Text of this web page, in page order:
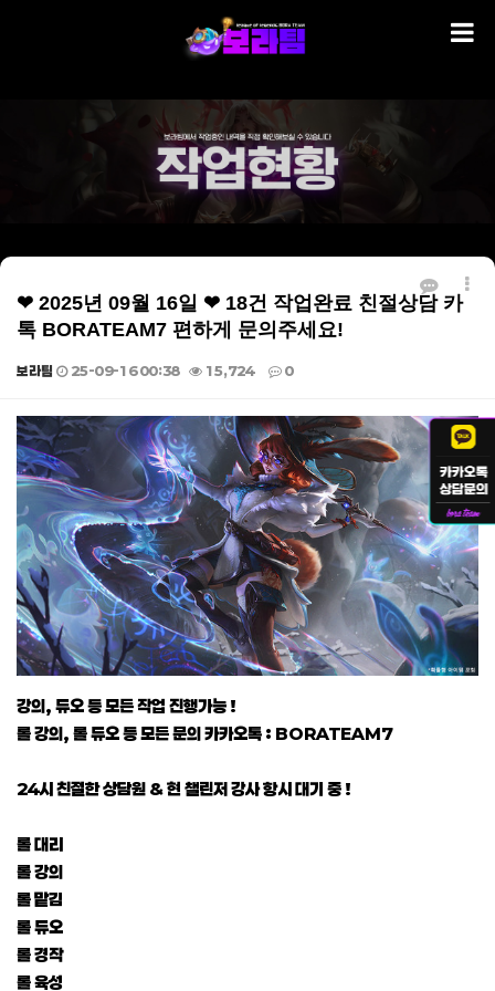
❤ 2025년 09월 16일 ❤ 18건 작업완료 친절상담 카
톡 BORATEAM7 편하게 문의주세요!
보라팀 25-09-16 00:38 15,724 0
본문
강의, 듀오 등 모든 작업 진행가능 !
롤 강의, 롤 듀오 등 모든 문의 카카오톡 : BORATEAM7
24시 친절한 상담원 & 현 챌린저 강사 항시 대기 중 !
롤 대리
롤 강의
롤 맡김
롤 듀오
롤 경작
롤 육성